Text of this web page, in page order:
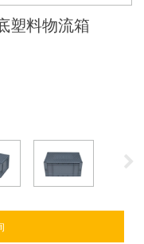
塑料物流箱